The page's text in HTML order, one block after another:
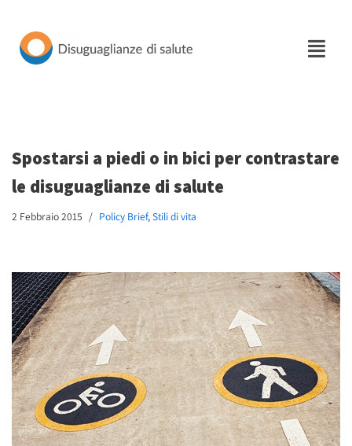
Vai
Spostarsi a piedi o in bici per contrastare
le disuguaglianze di salute
2 Febbraio 2015 Policy Brief, Stili di vita